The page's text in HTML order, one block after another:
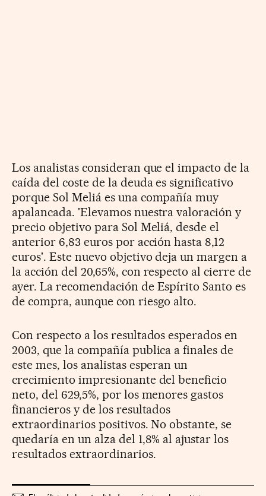
Los analistas consideran que el impacto de la
caída del coste de la deuda es significativo
porque Sol Meliá es una compañía muy
apalancada. 'Elevamos nuestra valoración y
precio objetivo para Sol Meliá, desde el
anterior 6,83 euros por acción hasta 8,12
euros'. Este nuevo objetivo deja un margen a
la acción del 20,65%, con respecto al cierre de
ayer. La recomendación de Espírito Santo es
de compra, aunque con riesgo alto.
Con respecto a los resultados esperados en
2003, que la compañía publica a finales de
este mes, los analistas esperan un
crecimiento impresionante del beneficio
neto, del 629,5%, por los menores gastos
financieros y de los resultados
extraordinarios positivos. No obstante, se
quedaría en un alza del 1,8% al ajustar los
resultados extraordinarios.